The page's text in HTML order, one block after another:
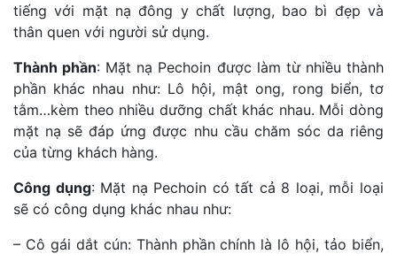
tiếng với mặt nạ đông y chất lượng, bao bì đẹp và
thân quen với người sử dụng.
Thành phần: Mặt nạ Pechoin được làm từ nhiều thành
phần khác nhau như: Lô hội, mật ong, rong biển, tơ
tằm…kèm theo nhiều dưỡng chất khác nhau. Mỗi dòng
mặt nạ sẽ đáp ứng được nhu cầu chăm sóc da riêng
của từng khách hàng.
Công dụng: Mặt nạ Pechoin có tất cả 8 loại, mỗi loại
sẽ có công dụng khác nhau như:
– Cô gái dắt cún: Thành phần chính là lô hội, tảo biển,